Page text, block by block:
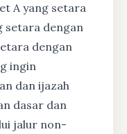
A yang setara
setara dengan
dengan
ingin
dan ijazah
dasar dan
jalur non-